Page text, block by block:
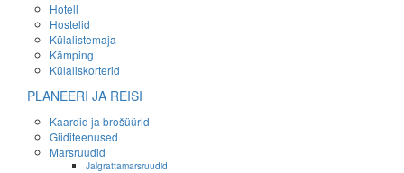
Hotell
Hostelid
Külalistemaja
Kämping
Külaliskorterid
PLANEERI JA REISI
Kaardid ja brošüürid
Giiditeenused
Marsruudid
Jalgrattamarsruudid